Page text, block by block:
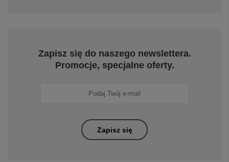
Zapisz się do naszego newslettera.
Promocje, specjalne oferty.
Zapisz się